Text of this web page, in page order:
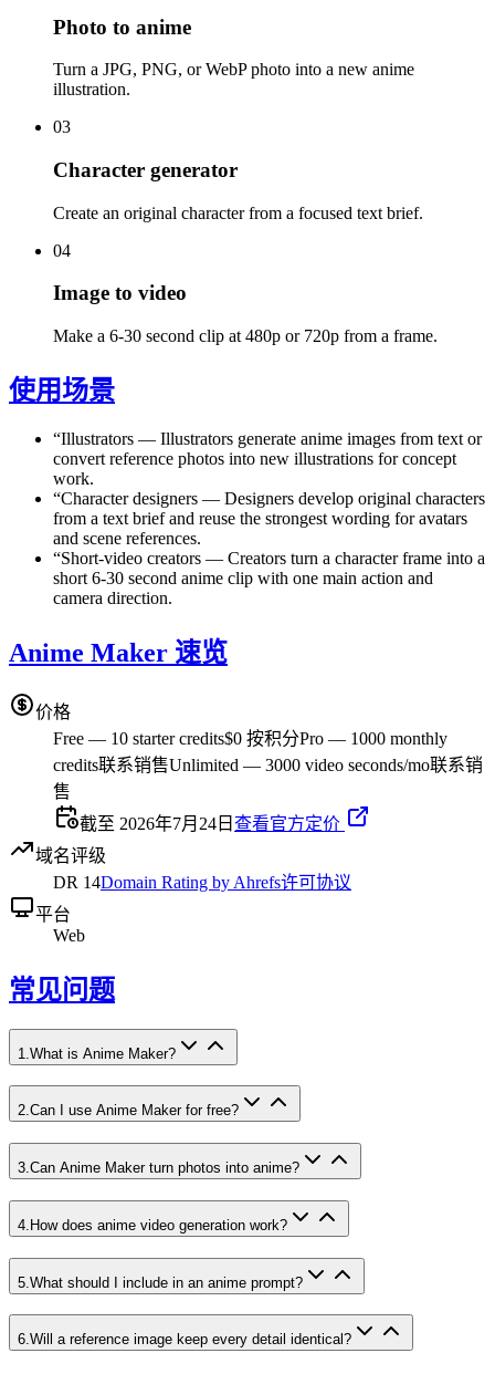
Photo to anime
Turn a JPG, PNG, or WebP photo into a new anime
illustration.
03
Character generator
Create an original character from a focused text brief.
04
Image to video
Make a 6-30 second clip at 480p or 720p from a frame.
使用场景
“Illustrators — Illustrators generate anime images from text or
convert reference photos into new illustrations for concept
work.
“Character designers — Designers develop original characters
from a text brief and reuse the strongest wording for avatars
and scene references.
“Short-video creators — Creators turn a character frame into a
short 6-30 second anime clip with one main action and
camera direction.
Anime Maker 速览
价格
Free — 10 starter credits$0 按积分Pro — 1000 monthly
credits联系销售Unlimited — 3000 video seconds/mo联系销
售
截至 2026年7月24日 查看官方定价
域名评级
DR 14Domain Rating by Ahrefs许可协议
平台
Web
常见问题
1 What is Anime Maker?
2.Can I use Anime Maker for free?
3.Can Anime Maker turn photos into anime?
4 How does anime video generation work?
5 What should I include in an anime prompt?
6.Will a reference image keep every detail identical?